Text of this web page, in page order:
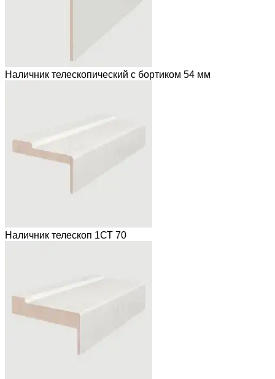
Наличник телескопический с бортиком 54 мм
Наличник телескоп 1СТ 70